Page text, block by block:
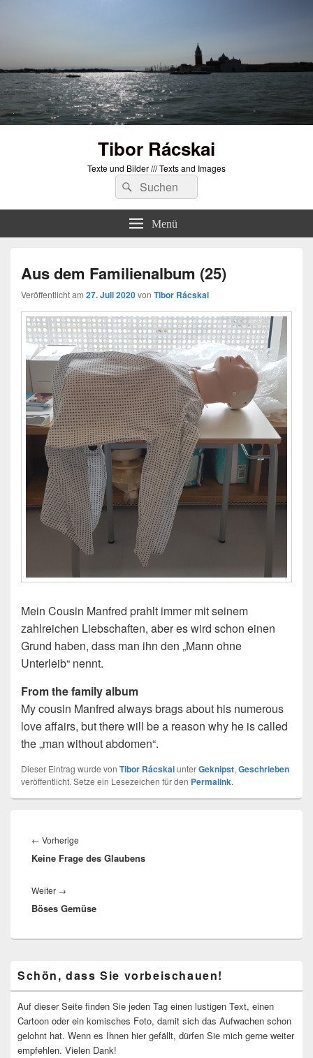
Tibor Rácskai
Texte und Bilder /// Texts and Images
Suchen
nach:
Suchen
Menü
Aus dem Familienalbum (25)
Veröffentlicht am 27. Juli 2020von Tibor Rácskai
Mein Cousin Manfred prahlt immer mit seinem
zahlreichen Liebschaften, aber es wird schon einen
Grund haben, dass man ihn den „Mann ohne
Unterleib“ nennt.
From the family album
My cousin Manfred always brags about his numerous
love affairs, but there will be a reason why he is called
the „man without abdomen“.
Dieser Eintrag wurde von Tibor RácskaiunterGeknipst, Geschrieben
veröffentlicht. Setze ein Lesezeichen für den Permalink.
← Vorherige
Beitrag:
Keine Frage des Glaubens
Weiter →
Beitrag:
Böses Gemüse
Seitenleisten-
Widgetbereich
Schön, dass Sie vorbeischauen!
Auf dieser Seite finden Sie jeden Tag einen lustigen Text, einen
Cartoon oder ein komisches Foto, damit sich das Aufwachen schon
gelohnt hat. Wenn es Ihnen hier gefällt, dürfen Sie mich gerne weiter
empfehlen. Vielen Dank!